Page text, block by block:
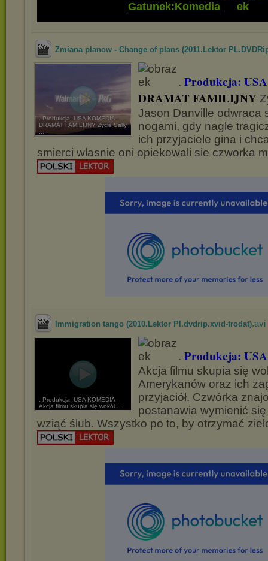
Gatunek:Komedia
Zmiana planow - Change of plans (2011.Lektor
. Produkcja: USA KOMEDIA
DRAMAT FAMILIJNY Zycie Sally
...
. Produkcja: USA
DRAMAT FAMILIJNY
Jason Danville odwraca
nogami, gdy nagle
ich przyjaciele gina i
smierci wlasnie oni opiekowali sie czworka
Immigration tango (2010.Lektor Pl.dvdrip.xvid-trodat).avi
. Produkcja: USA KOMEDIA
Akcja filmu skupia się wokół ...
. Produkcja: USA
Akcja filmu skupia się
Amerykanów oraz ich
przyjaciół. Czwórka
postanawia wymienić
wziąć ślub. Wszystko po to, by otrzymać